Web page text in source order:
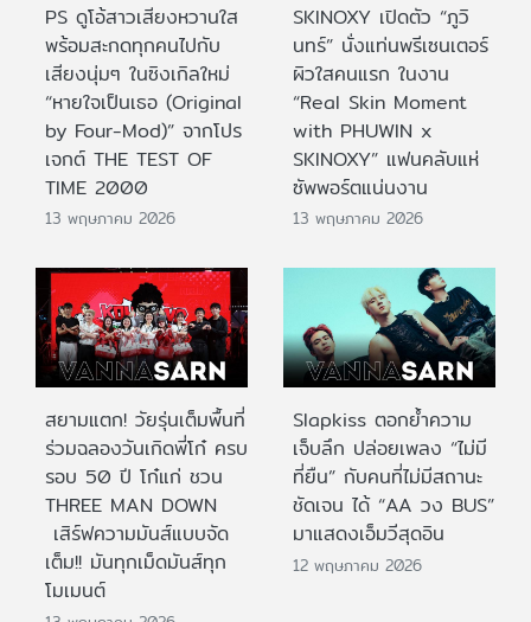
PS ดูโอ้สาวเสียงหวานใส
พร้อมสะกดทุกคนไปกับ
เสียงนุ่มๆ ในซิงเกิลใหม่
“หายใจเป็นเธอ (Original
by Four-Mod)” จากโปร
เจกต์ THE TEST OF
TIME 2000
13 พฤษภาคม 2026
SKINOXY เปิดตัว “ภูวิ
นทร์” นั่งแท่นพรีเซนเตอร์
ผิวใสคนแรก ในงาน
“Real Skin Moment
with PHUWIN x
SKINOXY” แฟนคลับแห่
ซัพพอร์ตแน่นงาน
13 พฤษภาคม 2026
สยามแตก! วัยรุ่นเต็มพื้นที่
ร่วมฉลองวันเกิดพี่โก๋ ครบ
รอบ 50 ปี โก๋แก่ ชวน
THREE MAN DOWN
เสิร์ฟความมันส์แบบจัด
เต็ม!! มันทุกเม็ดมันส์ทุก
โมเมนต์
Slapkiss ตอกย้ำความ
เจ็บลึก ปล่อยเพลง “ไม่มี
ที่ยืน” กับคนที่ไม่มีสถานะ
ชัดเจน ได้ “AA วง BUS”
มาแสดงเอ็มวีสุดอิน
12 พฤษภาคม 2026